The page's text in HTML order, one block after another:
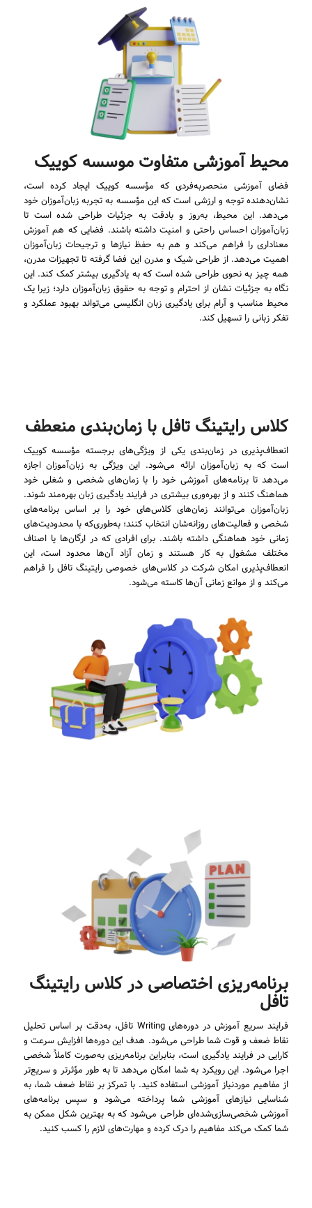
محیط آموزشی متفاوت موسسه کوییک
فضای آموزشی منحصربه‌فردی که مؤسسه کوییک ایجاد کرده است،
نشان‌دهنده توجه و ارزشی است که این مؤسسه به تجربه زبان‌آموزان خود
می‌دهد. این محیط، به‌روز و بادقت به جزئیات طراحی شده است تا
زبان‌آموزان احساس راحتی و امنیت داشته باشند. فضایی که هم آموزش
معناداری را فراهم می‌کند و هم به حفظ نیازها و ترجیحات زبان‌آموزان
اهمیت می‌دهد. از طراحی شیک و مدرن این فضا گرفته تا تجهیزات مدرن،
همه چیز به نحوی طراحی شده است که به یادگیری بیشتر کمک کند. این
نگاه به جزئیات نشان از احترام و توجه به حقوق زبان‌آموزان دارد؛ زیرا یک
محیط مناسب و آرام برای یادگیری زبان انگلیسی می‌تواند بهبود عملکرد و
تفکر زبانی را تسهیل کند.
کلاس رایتینگ تافل با زمان‌بندی منعطف
انعطاف‌پذیری در زمان‌بندی یکی از ویژگی‌های برجسته مؤسسه کوییک
است که به زبان‌آموزان ارائه می‌شود. این ویژگی به زبان‌آموزان اجازه
می‌دهد تا برنامه‌های آموزشی خود را با زمان‌های شخصی و شغلی خود
هماهنگ کنند و از بهره‌وری بیشتری در فرایند یادگیری زبان بهره‌مند شوند.
زبان‌آموزان می‌توانند زمان‌های کلاس‌های خود را بر اساس برنامه‌های
شخصی و فعالیت‌های روزانه‌شان انتخاب کنند؛ به‌طوری‌که با محدودیت‌های
زمانی خود هماهنگی داشته باشند. برای افرادی که در ارگان‌ها یا اصناف
مختلف مشغول به کار هستند و زمان آزاد آن‌ها محدود است، این
انعطاف‌پذیری امکان شرکت در کلاس‌های خصوصی رایتینگ تافل را فراهم
می‌کند و از موانع زمانی آن‌ها کاسته می‌شود.
برنامه‌ریزی اختصاصی در کلاس رایتینگ
تافل
فرایند سریع آموزش در دوره‌های Writing تافل، به‌دقت بر اساس تحلیل
نقاط ضعف و قوت شما طراحی می‌شود. هدف این دوره‌ها افزایش سرعت و
کارایی در فرایند یادگیری است، بنابراین برنامه‌ریزی به‌صورت کاملاً شخصی
اجرا می‌شود. این رویکرد به شما امکان می‌دهد تا به طور مؤثرتر و سریع‌تر
از مفاهیم موردنیاز آموزشی استفاده کنید. با تمرکز بر نقاط ضعف شما، به
شناسایی نیازهای آموزشی شما پرداخته می‌شود و سپس برنامه‌های
آموزشی شخصی‌سازی‌شده‌ای طراحی می‌شود که به بهترین شکل ممکن به
شما کمک می‌کند مفاهیم را درک کرده و مهارت‌های لازم را کسب کنید.